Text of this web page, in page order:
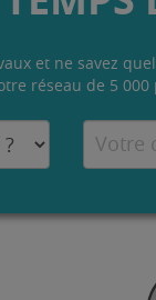
et ne savez
réseau de 5